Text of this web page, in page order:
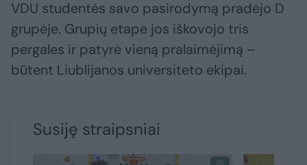
VDU studentės savo pasirodymą pradėjo D
grupėje. Grupių etape jos iškovojo tris
pergales ir patyrė vieną pralaimėjimą –
būtent Liublijanos universiteto ekipai.
Susiję straipsniai